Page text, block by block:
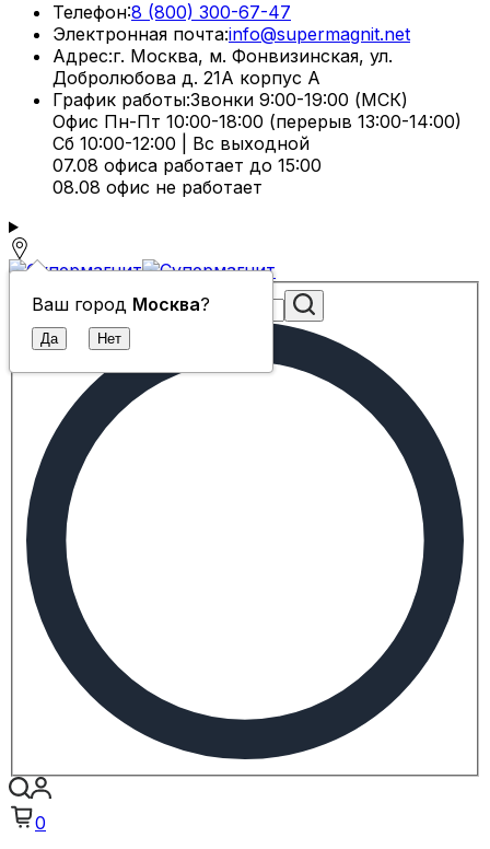
Телефон:8 (800) 300-67-47
Электронная почта:info@supermagnit.net
Адрес:г. Москва, м. Фонвизинская, ул.
Добролюбова д. 21А корпус А
График работы:Звонки 9:00-19:00 (МСК)
Офис Пн-Пт 10:00-18:00 (перерыв 13:00-14:00)
Сб 10:00-12:00 | Вс выходной
07.08 офиса работает до 15:00
08.08 офис не работает
Ваш город Москва?
Поиск
0